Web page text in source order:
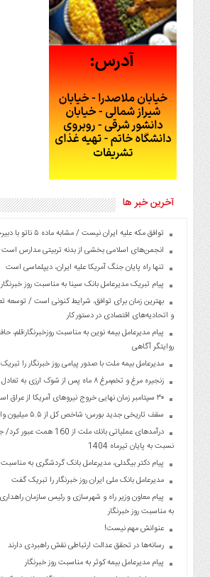
آخرین خبر ها
توافق مکه علیه ایران نیست / مشابه ماده ۵ ناتو با دبیرخانه مشترک
انجمن‌های اسلامی بخشی از بدنه تربیتی مدارس است
تنها راه پایان جنگ آمریکا علیه ایران، دیپلماسی است
پیام تبریک مدیرعامل بانک سینا به مناسبت روز خبرنگار
بهترین زمان برای توافق، شرایط کنونی است / توسعه
و اتحادیه‌های اقتصادی در دستور کار
پیام مدیرعامل بیمه نوین به مناسبت روزخبرنگار:قلم،
روایتگر آگاهی
مدیرعامل بیمه ملت با صدور پیامی روز خبرنگار را
زنجیره مرغ و تخم‌مرغ ۸ ماه پس از شوک ارزی به تعادل رسید
۳۰ سپتامبر زمان نهایی خروج نیروهای آمریکا از عراق است
سقف تاریخی جدید بورس؛ شاخص کل از ۵.۵ میلیون واحد عبور کرد
نسبت به پایان تیرماه 1404
پیام دکتر بیگدلی، مدیرعامل بانک گردشگری به مناسبت
مدیرعامل بانک ملی ایران روز خبرنگار را تبریک گفت
پیام معاون وزیر راه و شهرسازی و رئیس سازمان
به مناسبت روز خبرنگار
عنوانش مهم نیست!
رسانه‌ها در تحقق عدالت ارتباطی نقش راهبردی دارند
پیام مدیرعامل بیمه کوثر به مناسبت روز خبرنگار